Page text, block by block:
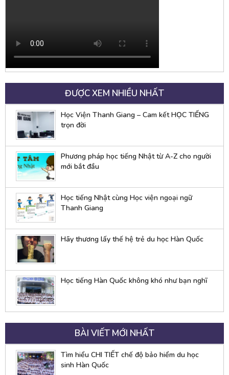
ĐƯỢC XEM NHIỀU NHẤT
Học Viện Thanh Giang – Cam kết HỌC TIẾNG
trọn đời
Phương pháp học tiếng Nhật từ A-Z cho người
mới bắt đầu
Học tiếng Nhật cùng Học viện ngoại ngữ
Thanh Giang
Hãy thương lấy thế hệ trẻ du học Hàn Quốc
Học tiếng Hàn Quốc không khó như bạn nghĩ
BÀI VIẾT MỚI NHẤT
Tìm hiểu CHI TIẾT chế độ bảo hiểm du học
sinh Hàn Quốc